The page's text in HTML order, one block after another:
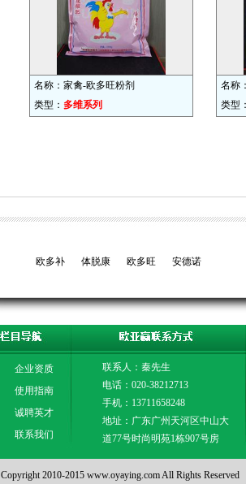
名称：家禽-欧多旺粉剂
类型： 多维系列
名称
类型：
欧多补 体脱康 欧多旺 安德诺
企业资质
使用指南
诚聘英才
联系我们
联系人：秦先生
电话：020-38212713
手机：13711658248
地址：广东广州天河区中山大
道77号时尚明苑1栋907号房
Copyright 2010-2015 www.oyaying.com All Rights